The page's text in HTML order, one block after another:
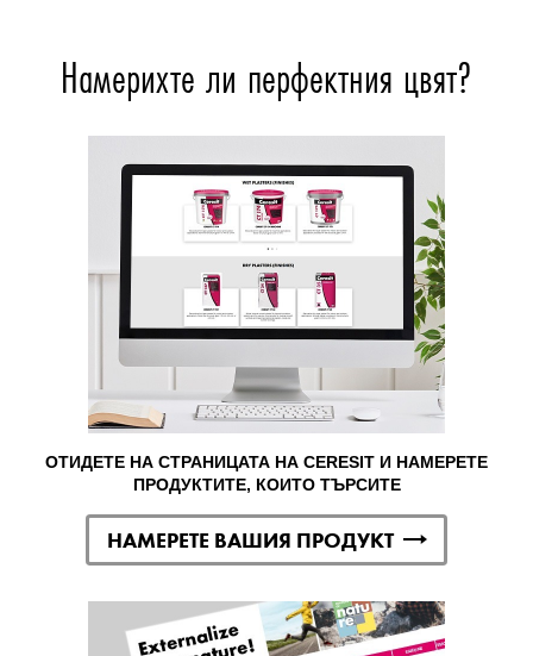
Намерихте ли перфектния цвят?
ОТИДЕТЕ НА СТРАНИЦАТА НА CERESIT И НАМЕРЕТЕ
ПРОДУКТИТЕ, КОИТО ТЪРСИТЕ
НАМЕРЕТЕ ВАШИЯ ПРОДУКТ